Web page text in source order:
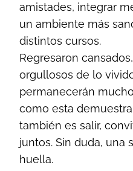
amistades, integrar
un ambiente más
distintos cursos.
Regresaron
orgullosos de lo
permanecerán
como esta
también es salir,
juntos. Sin duda, una
huella.